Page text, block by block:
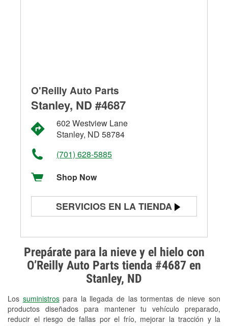
Prepárate para la nieve y el hielo con
O’Reilly Auto Parts tienda #4687 en
Stanley, ND
Los suministrospara la llegada de las tormentas de nieve son
productos diseñados para mantener tu vehículo preparado,
reducir el riesgo de fallas por el frío, mejorar la tracción y la
O'Reilly Auto Parts
Stanley, ND #4687
602 Westview Lane
Stanley, ND 58784
(701) 628-5885
Shop Now
SERVICIOS EN LA TIENDA
Prueba de alternadores y
arrancadores
Revisión de la luz "Check Engine"
Reciclaje de baterías y aceite
Instalación de bombillas de faros